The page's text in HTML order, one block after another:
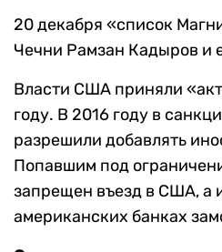
20 декабря «список
Чечни Рамзан Кадыров и
Власти США приняли
году. В 2016 году в
разрешили добавлять
Попавшим под
запрещен въезд в США, а
американских банках